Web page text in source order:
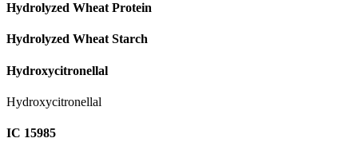
Hydrolyzed Wheat Protein
Hydrolyzed Wheat Starch
Hydroxycitronellal
Hydroxycitronellal
IC 15985